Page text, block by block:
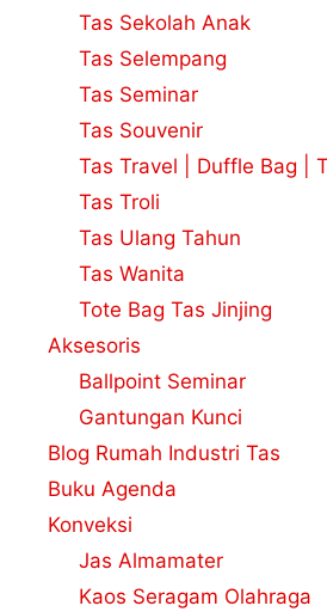
Tas Sekolah Anak
Tas Selempang
Tas Seminar
Tas Souvenir
Tas Travel | Duffle Bag |
Tas Troli
Tas Ulang Tahun
Tas Wanita
Tote Bag Tas Jinjing
Aksesoris
Ballpoint Seminar
Gantungan Kunci
Blog Rumah Industri Tas
Buku Agenda
Konveksi
Jas Almamater
Kaos Seragam Olahraga